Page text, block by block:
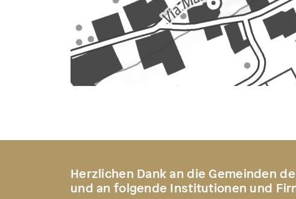
Herzlichen Dank an die Gemeinden
und an folgende Institutionen und